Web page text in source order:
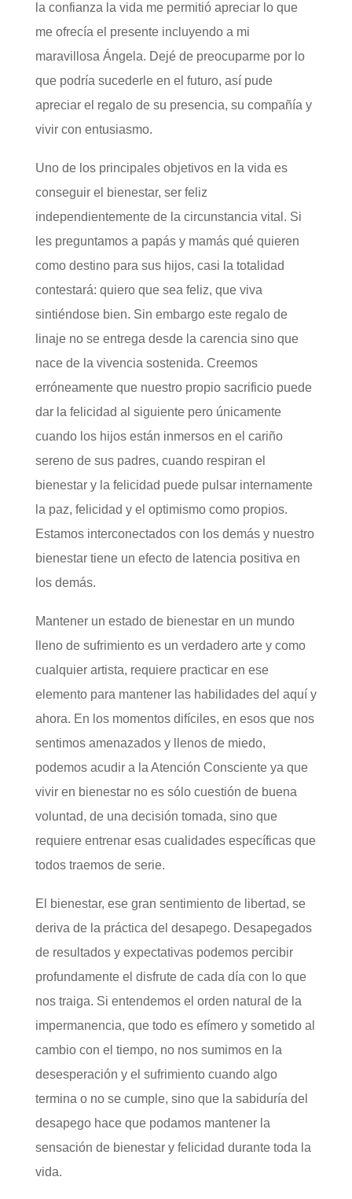
la confianza la vida me permitió apreciar lo que
me ofrecía el presente incluyendo a mi
maravillosa Ángela. Dejé de preocuparme por lo
que podría sucederle en el futuro, así pude
apreciar el regalo de su presencia, su compañía y
vivir con entusiasmo.
Uno de los principales objetivos en la vida es
conseguir el bienestar, ser feliz
independientemente de la circunstancia vital. Si
les preguntamos a papás y mamás qué quieren
como destino para sus hijos, casi la totalidad
contestará: quiero que sea feliz, que viva
sintiéndose bien. Sin embargo este regalo de
linaje no se entrega desde la carencia sino que
nace de la vivencia sostenida. Creemos
erróneamente que nuestro propio sacrificio puede
dar la felicidad al siguiente pero únicamente
cuando los hijos están inmersos en el cariño
sereno de sus padres, cuando respiran el
bienestar y la felicidad puede pulsar internamente
la paz, felicidad y el optimismo como propios.
Estamos interconectados con los demás y nuestro
bienestar tiene un efecto de latencia positiva en
los demás.
Mantener un estado de bienestar en un mundo
lleno de sufrimiento es un verdadero arte y como
cualquier artista, requiere practicar en ese
elemento para mantener las habilidades del aquí y
ahora. En los momentos difíciles, en esos que nos
sentimos amenazados y llenos de miedo,
podemos acudir a la Atención Consciente ya que
vivir en bienestar no es sólo cuestión de buena
voluntad, de una decisión tomada, sino que
requiere entrenar esas cualidades específicas que
todos traemos de serie.
El bienestar, ese gran sentimiento de libertad, se
deriva de la práctica del desapego. Desapegados
de resultados y expectativas podemos percibir
profundamente el disfrute de cada día con lo que
nos traiga. Si entendemos el orden natural de la
impermanencia, que todo es efímero y sometido al
cambio con el tiempo, no nos sumimos en la
desesperación y el sufrimiento cuando algo
termina o no se cumple, sino que la sabiduría del
desapego hace que podamos mantener la
sensación de bienestar y felicidad durante toda la
vida.